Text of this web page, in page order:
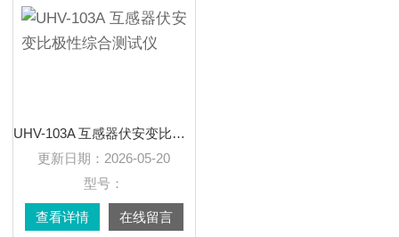
UHV-103A 互感器伏安变比极性综合测试仪
更新日期： 2026-05-20
型号：
查看详情 在线留言